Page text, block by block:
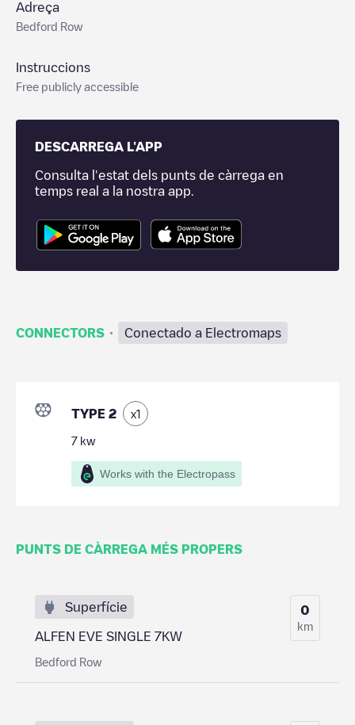
Adreça
Bedford Row
Instruccions
Free publicly accessible
DESCARREGA L'APP
Consulta l'estat dels punts de càrrega en
temps real a la nostra app.
CONNECTORS · Conectado a Electromaps
TYPE 2 x1
7 kw
Works with the Electropass
PUNTS DE CÀRREGA MÉS PROPERS
Superfície
ALFEN EVE SINGLE 7KW
Bedford Row
0
km